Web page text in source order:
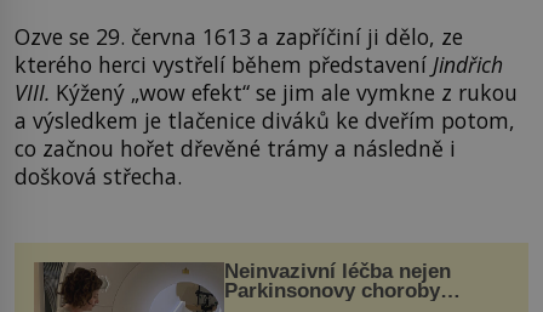
Ozve se 29. června 1613 a zapříčiní ji dělo, ze
kterého herci vystřelí během představení Jindřich
VIII. Kýžený „wow efekt“ se jim ale vymkne z rukou
a výsledkem je tlačenice diváků ke dveřím potom,
co začnou hořet dřevěné trámy a následně i
došková střecha.
Neinvazivní léčba nejen
Parkinsonovy choroby